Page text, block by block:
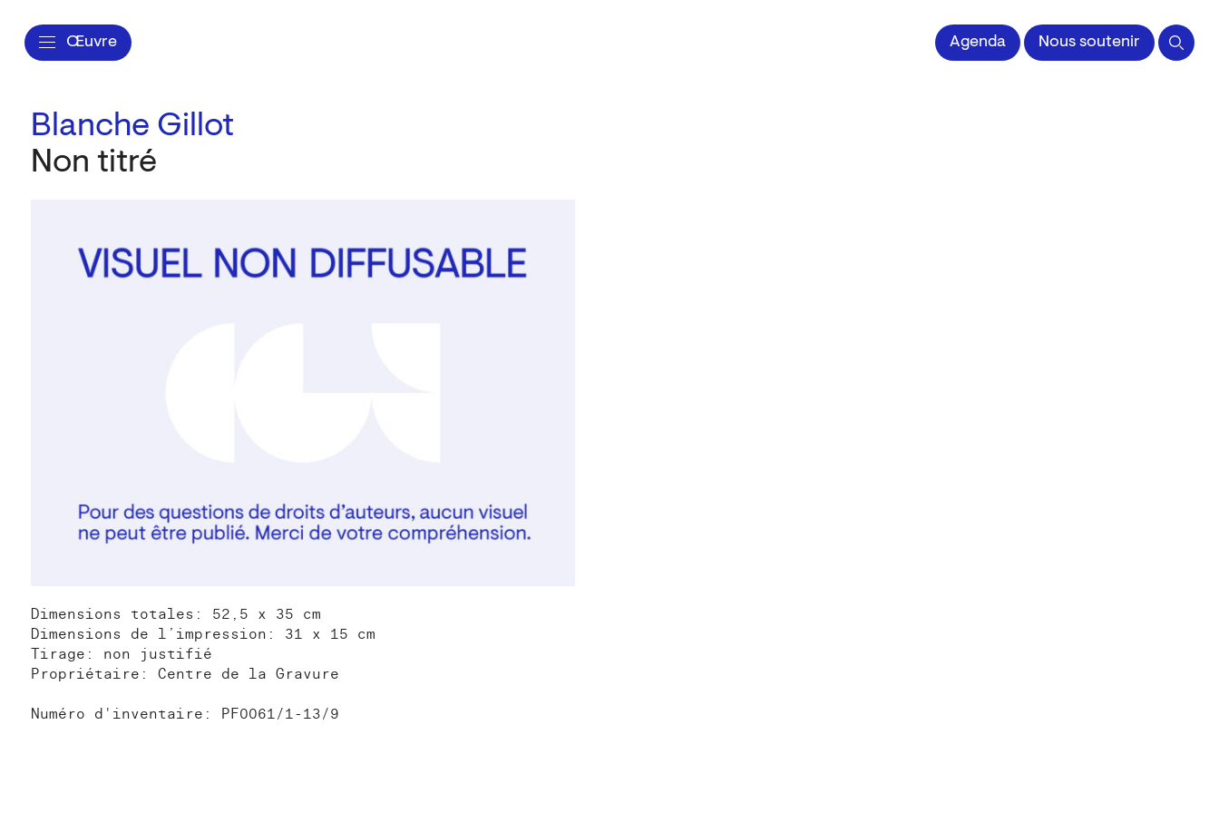
Œuvre Agenda Nous soutenir
Blanche Gillot
Non titré
Dimensions totales: 52,5 x 35 cm
Dimensions de l’impression: 31 x 15 cm
Tirage: non justifié
Propriétaire: Centre de la Gravure
Numéro d'inventaire: PF0061/1-13/9